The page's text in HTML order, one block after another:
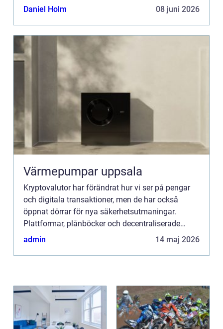
finanstjän...
Daniel Holm 08 juni 2026
Värmepumpar uppsala
Kryptovalutor har förändrat hur vi ser på pengar
och digitala transaktioner, men de har också
öppnat dörrar för nya säkerhetsutmaningar.
Plattformar, plånböcker och decentraliserade
finanstjän...
admin 14 maj 2026